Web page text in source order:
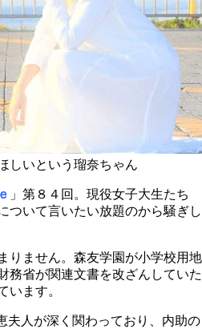
しいという瑠奈ちゃん
」第８４回。現役女子大生たち
ついて言いたい放題のから騒ぎし
りません。森友学園が小学校用地
務省が関連文書を改ざんしていた
います。
夫人が深く関わっており、内助の